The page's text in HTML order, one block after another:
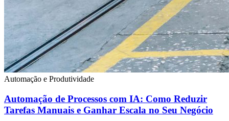
Automação e Produtividade
Automação de Processos com IA: Como Reduzir
Tarefas Manuais e Ganhar Escala no Seu Negócio